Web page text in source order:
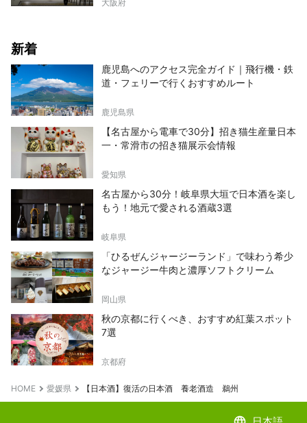
大阪府
新着
鹿児島へのアクセス完全ガイド｜飛行機・鉄
道・フェリーで行くおすすめルート
鹿児島県
【名古屋から電車で30分】招き猫生産量日本
一・常滑市の招き猫展示会情報
愛知県
名古屋から30分！岐阜県大垣で日本酒を楽し
もう！地元で愛される酒蔵3選
岐阜県
「ひるぜんジャージーランド」で味わう希少
なジャージー牛肉と濃厚ソフトクリーム
岡山県
秋の京都に行くべき、おすすめ紅葉スポット
7選
京都府
HOME 愛媛県 【日本酒】復活の日本酒 養老酒造 鵜州